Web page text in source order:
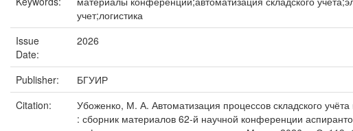
учет;логистика
Issue
Date:
2026
Publisher:
БГУИР
Citation:
Убоженко, М. А. Автоматизация процессов складского
: сборник материалов 62-й научной конференции